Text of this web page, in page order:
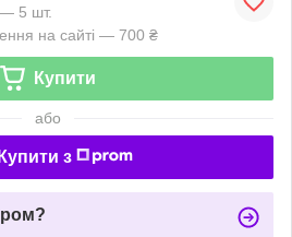
5 шт.
на сайті — 700 ₴
Купити
або
Купити з